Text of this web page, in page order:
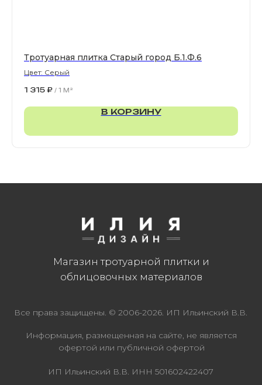
Тротуарная плитка Старый город Б.1.Ф.6
Цвет: Серый
1 315 ₽ / 1 M²
В КОРЗИНУ